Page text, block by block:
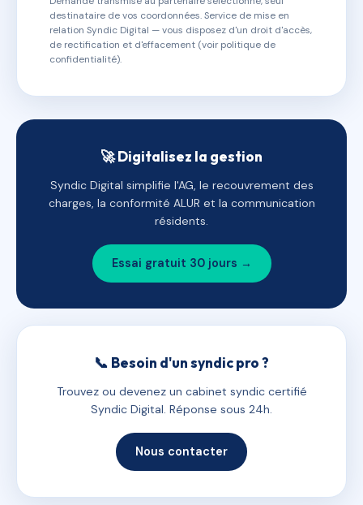
destinataire de vos coordonnées. Service de mise en
relation Syndic Digital — vous disposez d'un droit d'accès,
de rectification et d'effacement (voir politique de
confidentialité).
🚀 Digitalisez la gestion
Syndic Digital simplifie l'AG, le recouvrement des
charges, la conformité ALUR et la communication
résidents.
Essai gratuit 30 jours →
📞 Besoin d'un syndic pro ?
Trouvez ou devenez un cabinet syndic certifié
Syndic Digital. Réponse sous 24h.
Nous contacter